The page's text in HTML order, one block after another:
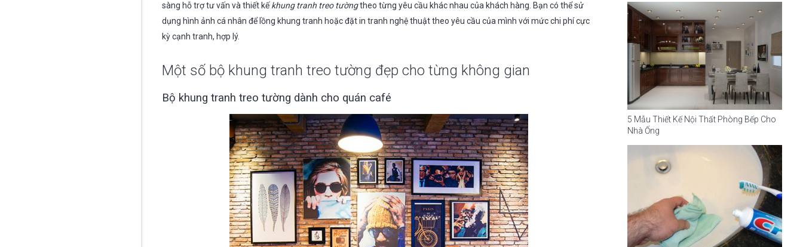
sàng hỗ trợ tư vấn và thiết kếkhung tranh treo tườngtheo từng yêu cầu khác nhau của khách hàng. Bạn có thể sử
dụng hình ảnh cá nhân để lồng khung tranh hoặc đặt in tranh nghệ thuật theo yêu cầu của mình với mức chi phí cực
kỳ cạnh tranh, hợp lý.
Một số bộ khung tranh treo tường đẹp cho từng không gian
Bộ khung tranh treo tường dành cho quán café
5 Mẫu Thiết Kế Nội Thất Phòng Bếp Cho
Nhà Ống